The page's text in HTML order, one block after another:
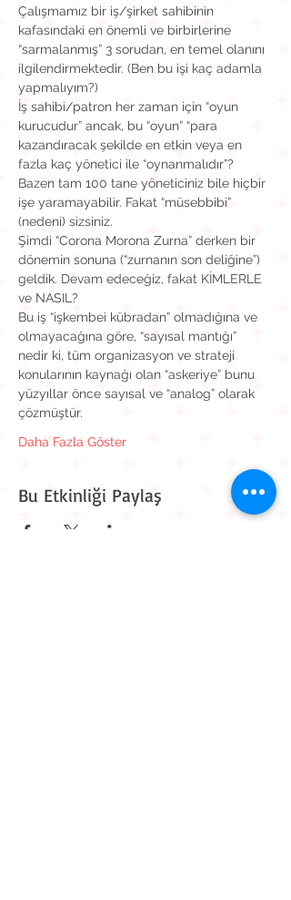
Çalışmamız bir iş/şirket sahibinin
kafasındaki en önemli ve birbirlerine
“sarmalanmış” 3 sorudan, en temel olanını
ilgilendirmektedir. (Ben bu işi kaç adamla
yapmalıyım?)
İş sahibi/patron her zaman için “oyun
kurucudur” ancak, bu “oyun” “para
kazandıracak şekilde en etkin veya en
fazla kaç yönetici ile “oynanmalıdır”?
Bazen tam 100 tane yöneticiniz bile hiçbir
işe yaramayabilir. Fakat “müsebbibi”
(nedeni) sizsiniz.
Şimdi “Corona Morona Zurna” derken bir
dönemin sonuna (“zurnanın son deliğine”)
geldik. Devam edeceğiz, fakat KİMLERLE
ve NASIL?
Bu iş “işkembei kübradan” olmadığına ve
olmayacağına göre, “sayısal mantığı”
nedir ki, tüm organizasyon ve strateji
konularının kaynağı olan “askeriye” bunu
yüzyıllar önce sayısal ve “analog” olarak
çözmüştür.
Daha Fazla Göster
Bu Etkinliği Paylaş